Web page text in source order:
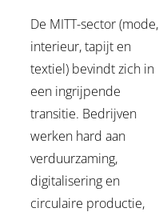
De MITT-sector (mode,
interieur, tapijt en
textiel) bevindt zich in
een ingrijpende
transitie. Bedrijven
werken hard aan
verduurzaming,
digitalisering en
circulaire productie,